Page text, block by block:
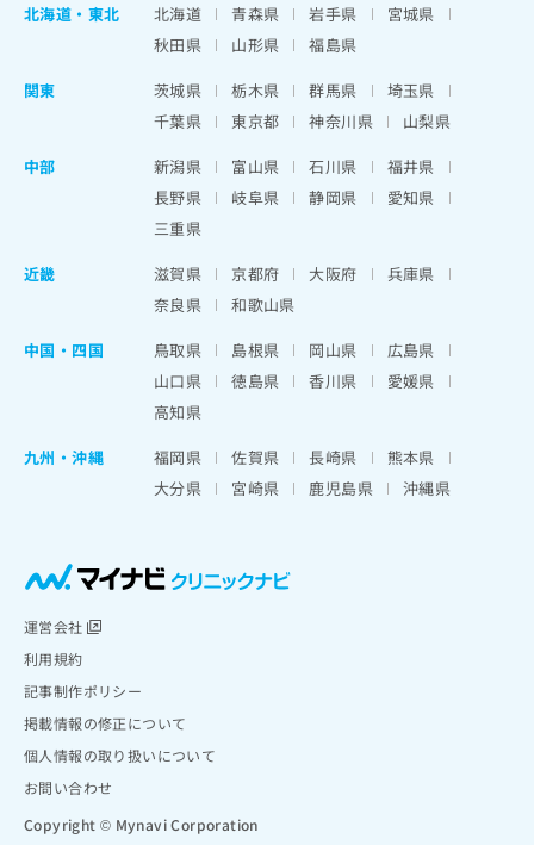
北海道 ・ 東北 北海道 青森県 岩手県
宮城県
秋田県
山形県
福島県
関東
茨城県 栃木県 群馬県
埼玉県
千葉県
東京都 神奈川県
山梨県
中部
新潟県 富山県 石川県
福井県
長野県
岐阜県 静岡県
愛知県
三重県
近畿
滋賀県 京都府 大阪府
兵庫県
奈良県
和歌山県
中国・四国
鳥取県 島根県 岡山県
広島県
山口県
徳島県 香川県
愛媛県
高知県
九州・沖縄
福岡県 佐賀県 長崎県
熊本県
大分県
宮崎県 鹿児島県 沖縄県
運営会社
利用規約
記事制作ポリシー
掲載情報の修正について
個人情報の取り扱いについて
お問い合わせ
Copyright © Mynavi Corporation